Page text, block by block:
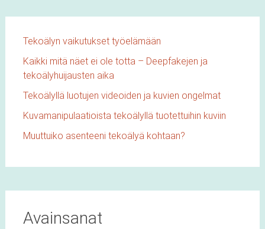
Tekoälyn vaikutukset työelämään
Kaikki mitä näet ei ole totta – Deepfakejen ja
tekoälyhuijausten aika
Tekoälyllä luotujen videoiden ja kuvien ongelmat
Kuvamanipulaatioista tekoälyllä tuotettuihin kuviin
Muuttuiko asenteeni tekoälyä kohtaan?
Avainsanat